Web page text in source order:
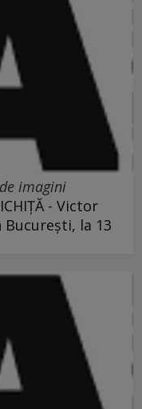
imagini
- Victor
la 13